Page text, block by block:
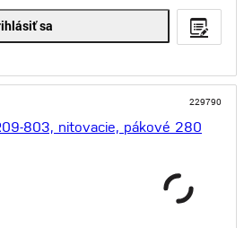
sa
229790
803, nitovacie, pákové 280